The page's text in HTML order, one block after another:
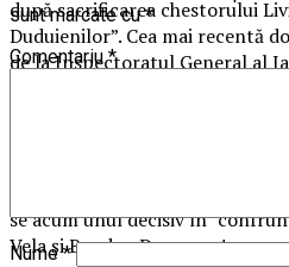
după sacrificarea chestorului
Duduienilor”. Cea mai recentă
de la Inspectoratul General al
unde, ce-i drept, secretarul de
implicat personal în
penal Bogdan Enescu de la
că s-a trezit cu un om numit
ministrul Marcel Vela.
se acum unul decisiv în
Vela și Bogdan Despescu!
sunt marcate cu*
Comentariu*
Nume*